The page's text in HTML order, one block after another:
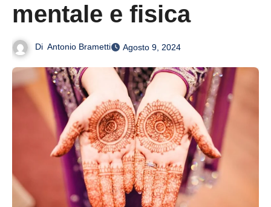
mentale e fisica
Di Antonio Brametti Agosto 9, 2024